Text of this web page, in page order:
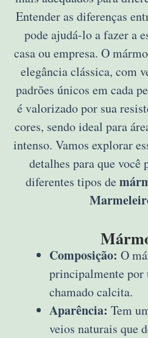
Entender as diferenças
pode ajudá-lo a fazer a
casa ou empresa. O
elegância clássica, com
padrões únicos em cada
é valorizado por sua
cores, sendo ideal para
intenso. Vamos explorar
detalhes para que você
diferentes tipos de
Composição: O
principalmente por
chamado calcita.
Aparência: Tem
veios naturais que